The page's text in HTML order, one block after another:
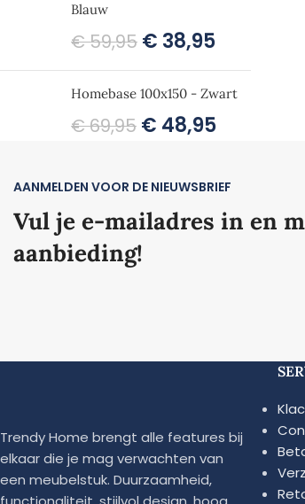
Blauw
€59,95 € 38,95
Homebase 100x150 - Zwart
€69,95 € 48,95
AANMELDEN VOOR DE NIEUWSBRIEF
Vul je e-mailadres in en
aanbieding!
Trendy Home brengt alle features bij
elkaar die je mag verwachten van
een meubelstuk. Duurzaamheid,